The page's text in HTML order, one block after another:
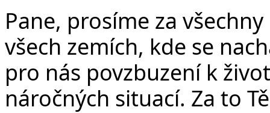
Pane, prosíme za
všech zemích, kde se
pro nás povzbuzení k
náročných situací. Za to